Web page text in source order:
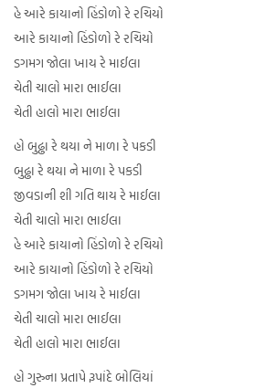
હે આરે કાયાનો હિંડોળો રે રચિયો
આરે કાયાનો હિંડોળો રે રચિયો
ડગમગ જોલા ખાય રે માઈલા
ચેતી ચાલો મારા ભાઈલા
ચેતી હાલો મારા ભાઈલા
હો બુઢ્ઢા રે થયા ને માળા રે પકડી
બુઢ્ઢા રે થયા ને માળા રે પકડી
જીવડાની શી ગતિ થાય રે માઈલા
ચેતી ચાલો મારા ભાઈલા
હે આરે કાયાનો હિંડોળો રે રચિયો
આરે કાયાનો હિંડોળો રે રચિયો
ડગમગ જોલા ખાય રે માઈલા
ચેતી ચાલો મારા ભાઈલા
ચેતી હાલો મારા ભાઈલા
હો ગુરુના પ્રતાપે રૂપાંદે બોલિયાં